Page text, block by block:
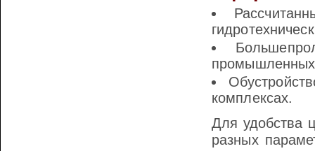
комплексах.
Для удобства
разных